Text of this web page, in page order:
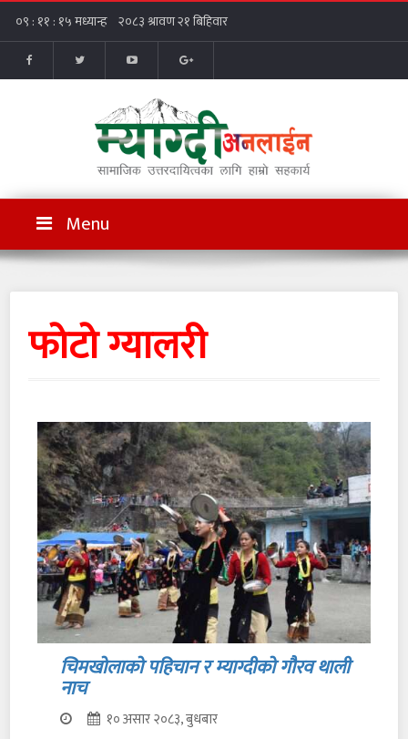
Menu
फोटो ग्यालरी
चिमखोलाको पहिचान र म्याग्दीको गौरव थाली
नाच
१० असार २०८३, बुधबार